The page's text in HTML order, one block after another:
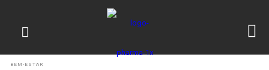
BEM-ESTAR